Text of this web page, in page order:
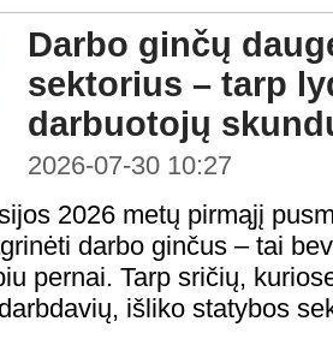
Darbo ginčų
sektorius – tarp
darbuotojų
2026-07-30 10:27
2026 metų pirmąjį
darbo ginčus – tai
pernai. Tarp sričių,
išliko statybos